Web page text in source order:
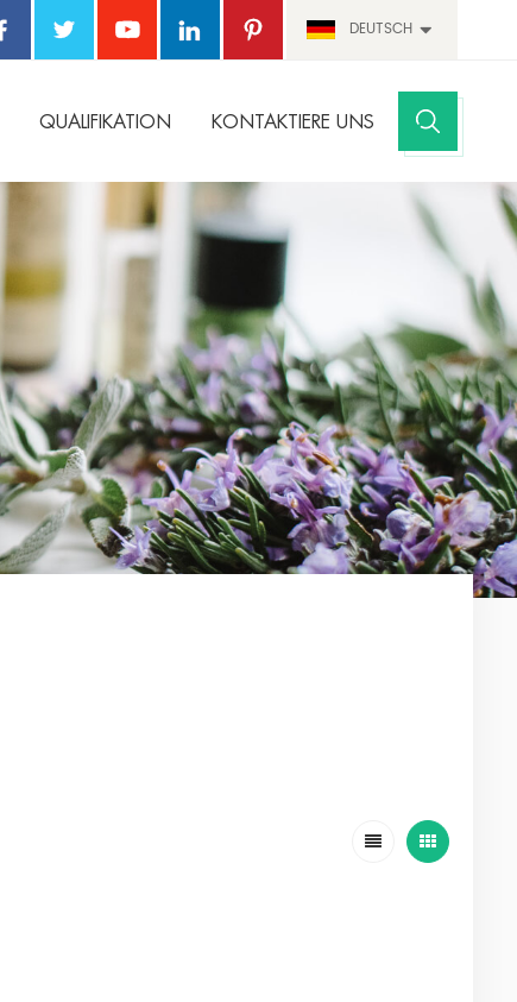
DEUTSCH
QUALIFIKATION KONTAKTIERE UNS